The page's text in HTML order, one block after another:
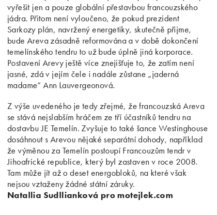
vyřešit jen a pouze globální přestavbou francouzského
jádra. Přitom není vyloučeno, že pokud prezident
Sarkozy plán, navržený energetiky, skutečně přijme,
bude Areva zásadně reformována a v době dokončení
temelínského tendru to už bude úplně jiná korporace.
Postavení Arevy ještě více znejišťuje to, že zatím není
jasné, zdá v jejím čele i nadále zůstane „jaderná
madame“ Ann Lauvergeonová.
Z výše uvedeného je tedy zřejmé, že francouzská Areva
se stává nejslabším hráčem ze tří účastníků tendru na
dostavbu JE Temelín. Zvyšuje to také šance Westinghouse
dosáhnout s Arevou nějaké separátní dohody, například
že výměnou za Temelín postoupí Francouzům tendr v
Jihoafrické republice, který byl zastaven v roce 2008.
Tam může jít až o deset energobloků, na které však
nejsou vztaženy žádné státní záruky.
Natallia Sudllianková pro motejlek.com